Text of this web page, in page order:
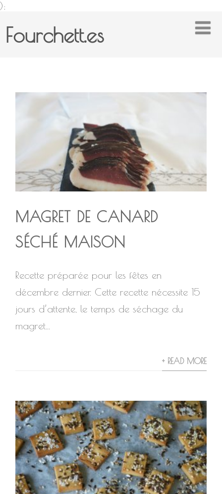
);
Fourchett.es
MAGRET DE CANARD
SÉCHÉ MAISON
Recette préparée pour les fêtes en
décembre dernier. Cette recette nécessite 15
jours d’attente, le temps de séchage du
magret...
+ READ MORE